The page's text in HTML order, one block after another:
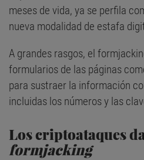
meses de vida, ya se perfila
nueva modalidad de estafa
A grandes rasgos, el
formularios de las páginas
para sustraer la información
incluidas los números y las
Los criptoataques
formjacking